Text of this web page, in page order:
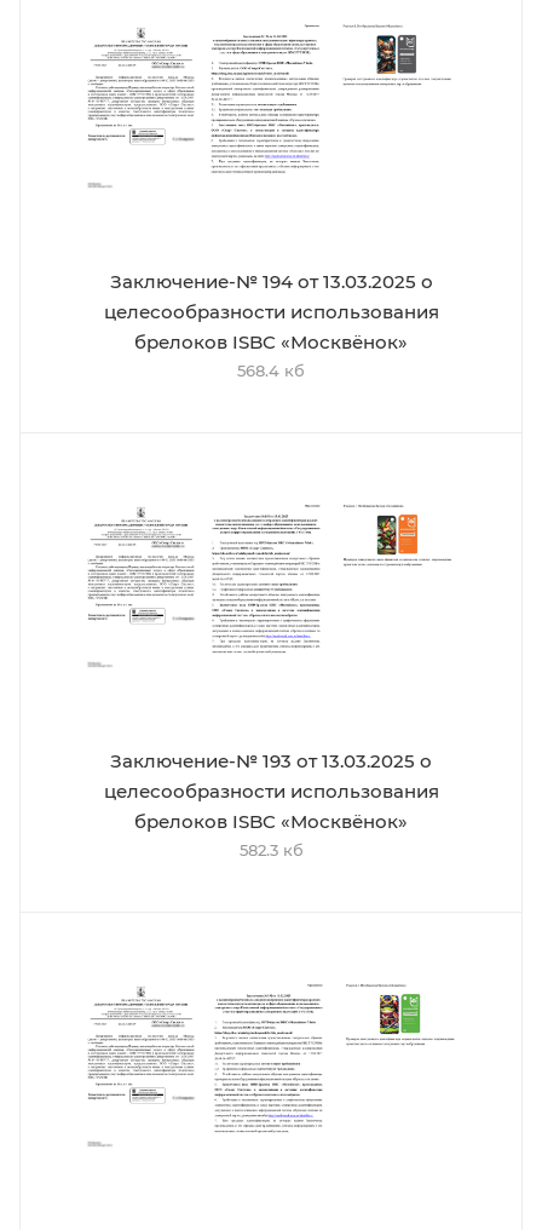
Заключение-№ 194 от 13.03.2025 о
целесообразности использования
брелоков ISBC «Москвёнок»
568.4 кб
Заключение-№ 193 от 13.03.2025 о
целесообразности использования
брелоков ISBC «Москвёнок»
582.3 кб